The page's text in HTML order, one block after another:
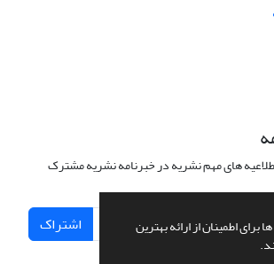
اطمینان از ارائه بهترین
های مهم نشریه در خبرنامه نشریه مشترک
اشتراک